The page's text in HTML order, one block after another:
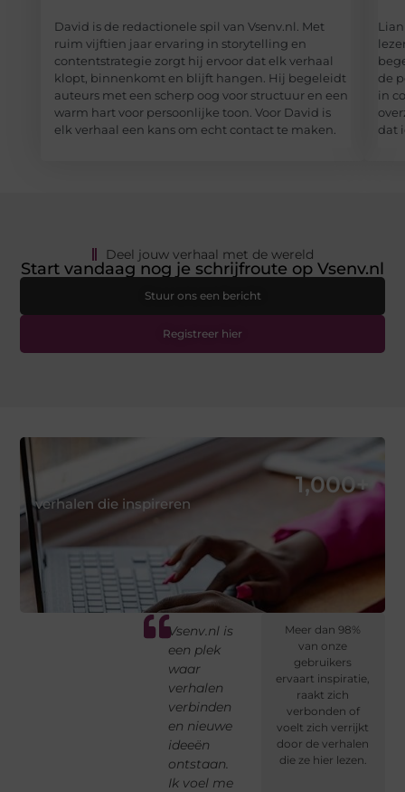
David is de redactionele spil van Vsenv.nl. Met
ruim vijftien jaar ervaring in storytelling en
contentstrategie zorgt hij ervoor dat elk verhaal
klopt, binnenkomt en blijft hangen. Hij begeleidt
auteurs met een scherp oog voor structuur en een
warm hart voor persoonlijke toon. Voor David is
elk verhaal een kans om echt contact te maken.
de
in
dat
Deel jouw verhaal met de wereld
Start vandaag nog je schrijfroute op Vsenv.nl
Stuur ons een bericht
Registreer hier
Wat ik
waardeer
aan
Vsenv.nl is
de inhoud.
Hier vind ik
altijd
inspiratie
én word ik
Dit
platform
moedigt
aan om
eerlijk te
schrijven,
met
aandacht
Meer dan 98%
van onze
gebruikers
ervaart inspiratie,
raakt zich
verbonden of
voelt zich verrijkt
door de verhalen
die ze hier lezen.
verhalen die inspireren
1,000+